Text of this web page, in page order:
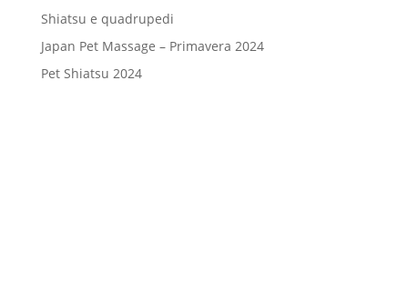
Shiatsu e quadrupedi
Japan Pet Massage – Primavera 2024
Pet Shiatsu 2024